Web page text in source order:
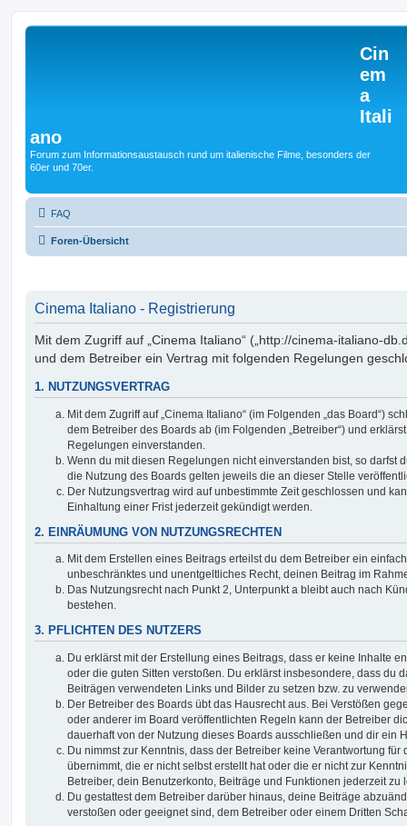
Cin
em
a
Itali
ano
Forum zum Informationsaustausch rund um italienische Filme, besonders der
60er und 70er.
FAQ
Foren-Übersicht
Cinema Italiano - Registrierung
Mit dem Zugriff auf „Cinema Italiano“ („http://cinema-italiano-
und dem Betreiber ein Vertrag mit folgenden Regelungen
1. NUTZUNGSVERTRAG
Mit dem Zugriff auf „Cinema Italiano“ (im Folgenden „das Board“)
dem Betreiber des Boards ab (im Folgenden „Betreiber“) und
Regelungen einverstanden.
Wenn du mit diesen Regelungen nicht einverstanden bist, so darfst
die Nutzung des Boards gelten jeweils die an dieser Stelle
Der Nutzungsvertrag wird auf unbestimmte Zeit geschlossen und
Einhaltung einer Frist jederzeit gekündigt werden.
2. EINRÄUMUNG VON NUTZUNGSRECHTEN
Mit dem Erstellen eines Beitrags erteilst du dem Betreiber ein
unbeschränktes und unentgeltliches Recht, deinen Beitrag im
Das Nutzungsrecht nach Punkt 2, Unterpunkt a bleibt auch nach
bestehen.
3. PFLICHTEN DES NUTZERS
Du erklärst mit der Erstellung eines Beitrags, dass er keine Inhalte
oder die guten Sitten verstoßen. Du erklärst insbesondere, dass du
Beiträgen verwendeten Links und Bilder zu setzen bzw. zu
Der Betreiber des Boards übt das Hausrecht aus. Bei Verstößen
oder anderer im Board veröffentlichten Regeln kann der Betreiber
dauerhaft von der Nutzung dieses Boards ausschließen und dir ein
Du nimmst zur Kenntnis, dass der Betreiber keine Verantwortung für
übernimmt, die er nicht selbst erstellt hat oder die er nicht zur
Betreiber, dein Benutzerkonto, Beiträge und Funktionen jederzeit zu
Du gestattest dem Betreiber darüber hinaus, deine Beiträge
verstoßen oder geeignet sind, dem Betreiber oder einem Dritten